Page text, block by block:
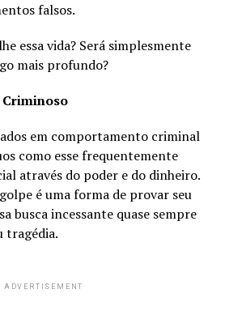
falsos.
essa vida? Será simplesmente
mais profundo?
em comportamento criminal
como esse frequentemente
através do poder e do dinheiro.
é uma forma de provar seu
busca incessante quase sempre
tragédia.
ADVERTISEMENT